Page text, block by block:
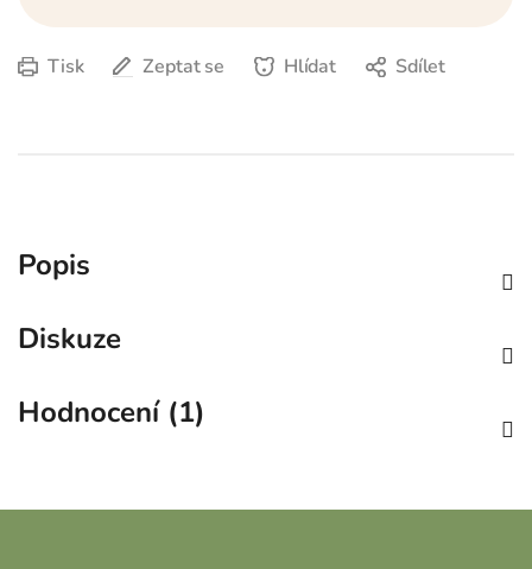
Tisk Zeptat se Hlídat Sdílet
Popis
Diskuze
Hodnocení (1)